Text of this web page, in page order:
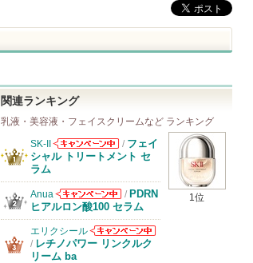
関連ランキング
乳液・美容液・フェイスクリームなど ランキング
1位
SK-II
SK-IIからのお
/ フェイ
シャル トリートメント セ
ラム
Anua
Anuaからのお
知らせがありま
す
/ PDRN
ヒアルロン酸100 セラム
エリクシール
エリクシールか
/ レチノパワー リンクルク
リーム ba